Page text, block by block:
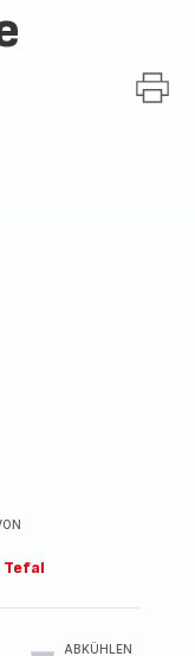
Tefal
ABKÜHLEN